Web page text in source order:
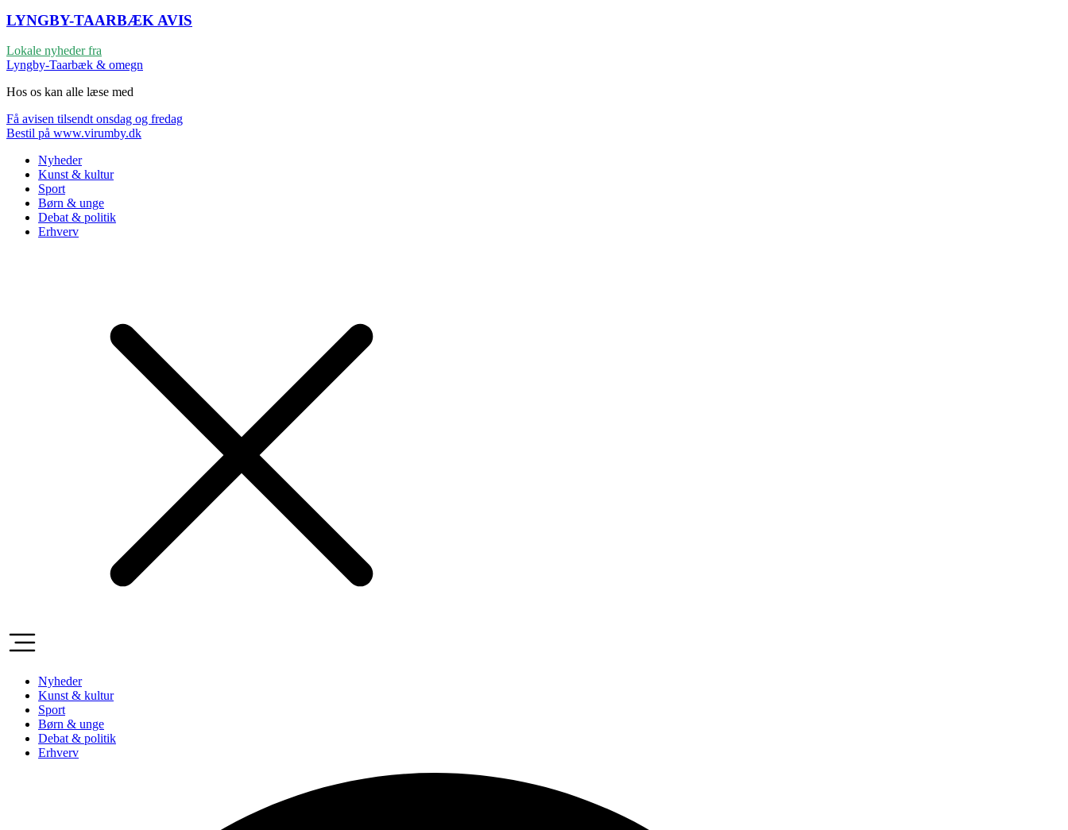
LYNGBY-TAARBÆK AVIS
Lokale nyheder fra
Lyngby-Taarbæk & omegn
Hos os kan alle læse med
Få avisen tilsendt onsdag og fredag
Bestil på www.virumby.dk
Nyheder
Kunst & kultur
Sport
Børn & unge
Debat & politik
Erhverv
Nyheder
Kunst & kultur
Sport
Børn & unge
Debat & politik
Erhverv